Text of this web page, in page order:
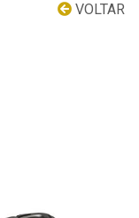
VOLTAR